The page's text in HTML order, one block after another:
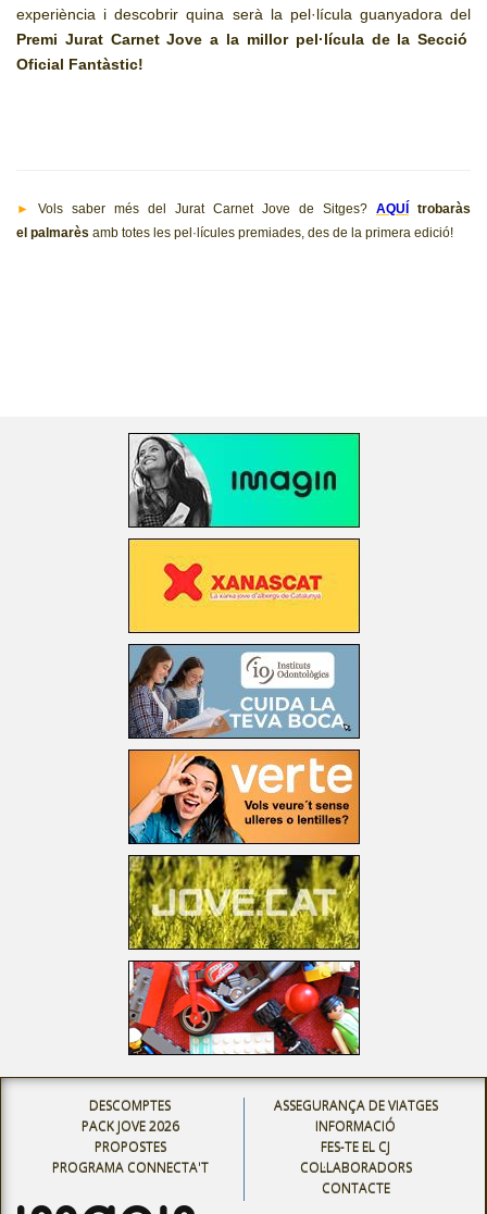
experiència i descobrir quina serà la pel·lícula guanyadora del
Premi Jurat Carnet Jove a la millor pel·lícula de la Secció
Oficial Fantàstic!
► Vols saber més del Jurat Carnet Jove de Sitges? AQUÍ
trobaràs
el palmarès amb totes les pel·lícules premiades, des de la primera edició!
DESCOMPTES
PACK JOVE 2026
PROPOSTES
PROGRAMA CONNECTA'T
ASSEGURANÇA DE VIATGES
INFORMACIÓ
FES-TE EL CJ
COL·LABORADORS
CONTACTE